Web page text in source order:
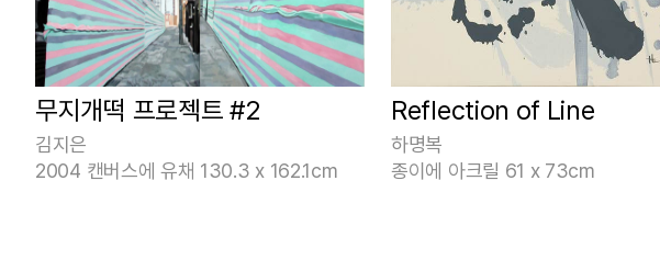
무지개떡 프로젝트 #2
김지은
2004 캔버스에 유채 130.3 x 162.1cm
Reflection of Line
하명복
종이에 아크릴 61 x 73cm